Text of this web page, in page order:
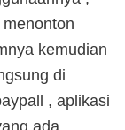
kemudian
di
, aplikasi
ada .